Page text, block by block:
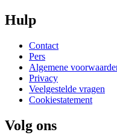
Hulp
Contact
Pers
Algemene
Privacy
Veelgestelde vragen
Cookiestatement
Volg ons